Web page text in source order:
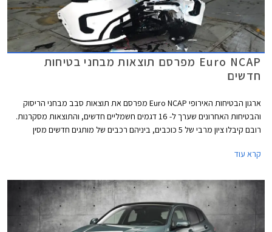
Euro NCAP מפרסם תוצאות מבחני בטיחות
חדשים
ארגון הבטיחות האירופי Euro NCAP מפרסם את תוצאות סבב מבחני הריסוק
והבטיחות האחרונים שערך ל- 16 דגמים חשמליים חדשים, והתוצאות מסקרנות.
רובם קיבלו ציון מרבי של 5 כוכבים, ביניהם רכבים של מותגים חדשים מסין
ציונים של 4 כוכבים וחלקם כמעט איבדו את הכוכב החמישי.
קרא עוד